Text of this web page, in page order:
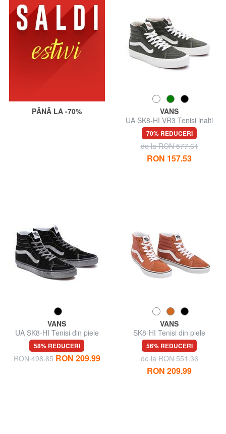
PÂNĂ LA -70%
VANS
UA SK8-HI VR3 Tenisi inalti
din piele
70% REDUCERI
de la RON 577.61
RON 157.53
VANS
UA SK8-HI Tenisi din piele
58% REDUCERI
RON 498.85 RON 209.99
VANS
SK8-HI Tenisi din piele
56% REDUCERI
de la RON 551.36
RON 209.99